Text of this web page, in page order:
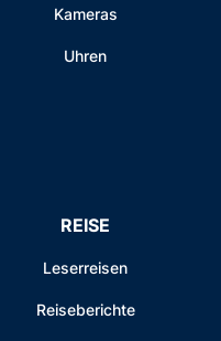
Kameras
Uhren
REISE
Leserreisen
Reiseberichte